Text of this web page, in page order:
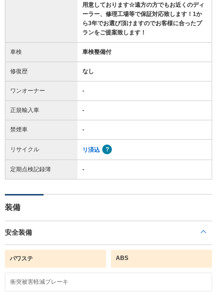
用意しております☆遠方の方でもお近くのディ
ーラー、修理工場等で保証対応致します！1か
ら3年でお選び頂けますのでお客様に合ったプ
ランをご提案致します！
車検 車検整備付
修復歴 なし
ワンオーナー -
正規輸入車 -
禁煙車 -
リサイクル リ済込
定期点検記録簿 -
装備
安全装備
パワステ ABS
衝突被害軽減ブレーキ